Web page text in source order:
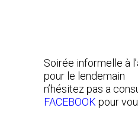
Soirée informelle à
pour le lendemain
n’hésitez pas a
FACEBOOK pour